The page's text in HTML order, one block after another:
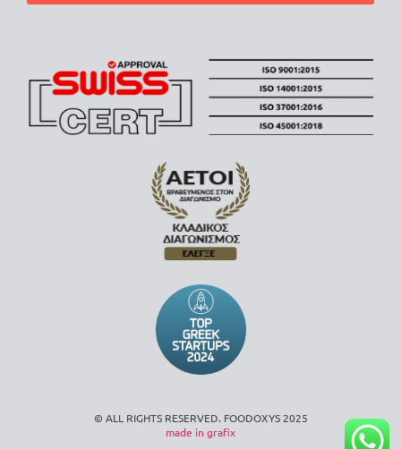
© ALL RIGHTS RESERVED. FOODOXYS 2025
made in grafix